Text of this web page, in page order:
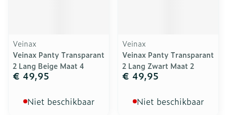
Veinax
Veinax Panty Transparant
2 Lang Beige Maat 4
€ 49,95
Niet beschikbaar
Veinax
Veinax Panty Transparant
2 Lang Zwart Maat 2
€ 49,95
Niet beschikbaar